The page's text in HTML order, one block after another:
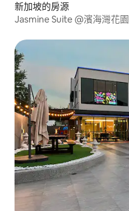
新加坡的房源
Jasmine Suite @濱海灣花園